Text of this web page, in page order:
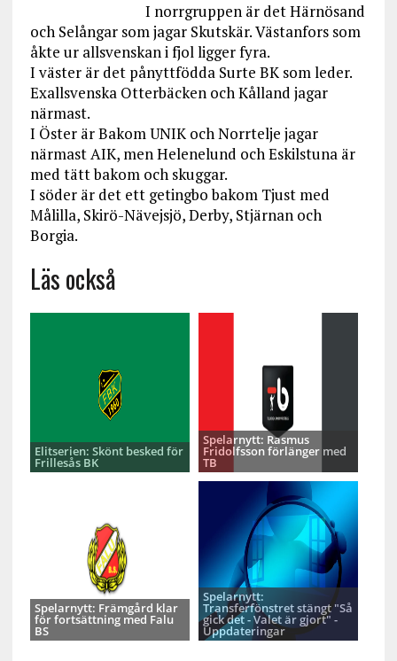
I norrgruppen är det Härnösand
och Selångar som jagar Skutskär. Västanfors som
åkte ur allsvenskan i fjol ligger fyra.
I väster är det pånyttfödda Surte BK som leder.
Exallsvenska Otterbäcken och Kålland jagar
närmast.
I Öster är Bakom UNIK och Norrtelje jagar
närmast AIK, men Helenelund och Eskilstuna är
med tätt bakom och skuggar.
I söder är det ett getingbo bakom Tjust med
Målilla, Skirö-Nävejsjö, Derby, Stjärnan och
Borgia.
Läs också
Elitserien: Skönt besked för
Frillesås BK
Spelarnytt: Rasmus
Fridolfsson förlänger med
TB
Spelarnytt: Främgård klar
för fortsättning med Falu
BS
Spelarnytt:
Transferfönstret stängt "Så
gick det - Valet är gjort" -
Uppdateringar